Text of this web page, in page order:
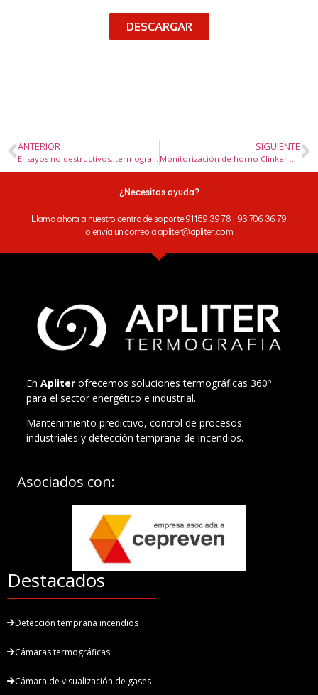
DESCARGAR
ANTERIOR SIGUIENTE
¿Necesitas ayuda?
Llama ahora a nuestro centro de soporte 91 159 39 78 | 93 706 36 79
o envía un correo a apliter@apliter.com
En Apliter ofrecemos soluciones termográficas 360º
para el sector energético e industrial.
Mantenimiento predictivo, control de procesos
industriales y detección temprana de incendios.
Asociados con:
Destacados
Detección temprana incendios
Cámaras termográficas
Cámara de visualización de gases